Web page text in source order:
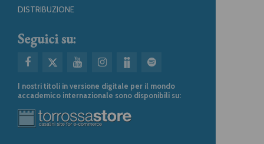
DISTRIBUZIONE
Seguici su:
I nostri titoli in versione digitale per il mondo
accademico internazionale sono disponibili su: